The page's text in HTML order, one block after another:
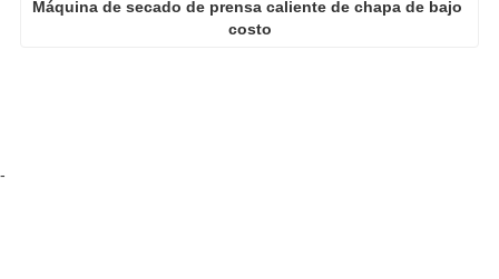
Máquina de secado de prensa caliente de chapa de bajo
costo
-